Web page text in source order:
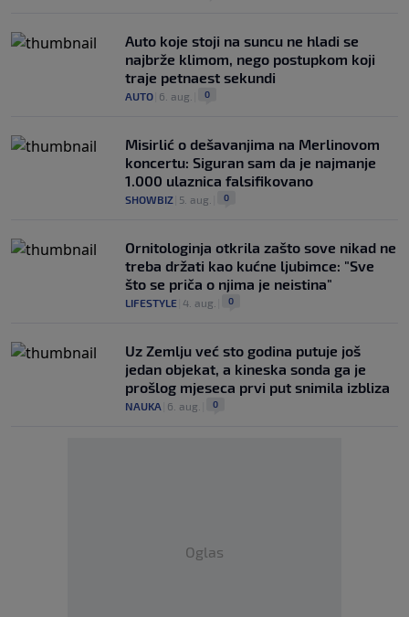
Auto koje stoji na suncu ne hladi se
najbrže klimom, nego postupkom koji
traje petnaest sekundi
AUTO 6. aug. 0
Misirlić o dešavanjima na Merlinovom
koncertu: Siguran sam da je najmanje
1.000 ulaznica falsifikovano
SHOWBIZ 5. aug. 0
Ornitologinja otkrila zašto sove nikad ne
treba držati kao kućne ljubimce: "Sve
što se priča o njima je neistina"
LIFESTYLE 4. aug. 0
Uz Zemlju već sto godina putuje još
jedan objekat, a kineska sonda ga je
prošlog mjeseca prvi put snimila izbliza
NAUKA 6. aug. 0
Oglas